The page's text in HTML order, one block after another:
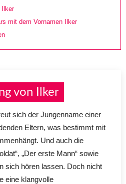
Ilker
mit dem Vornamen Ilker
von Ilker
sich der Jungenname einer
Eltern, was bestimmt mit
Und auch die
„Der erste Mann“ sowie
sich hören lassen. Doch nicht
eine klangvolle